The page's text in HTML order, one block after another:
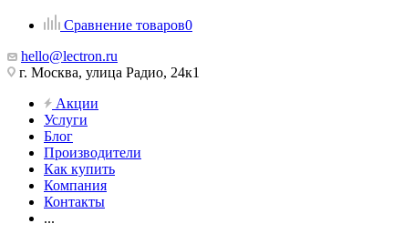
Сравнение товаров0
hello@lectron.ru
г. Москва, улица Радио, 24к1
Акции
Услуги
Блог
Производители
Как купить
Компания
Контакты
...